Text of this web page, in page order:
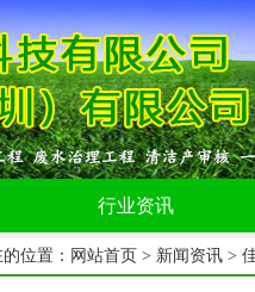
行业资讯
位置： 网站首页 > 新闻资讯 >